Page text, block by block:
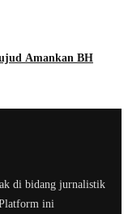
Amankan BH
di bidang jurnalistik
ini